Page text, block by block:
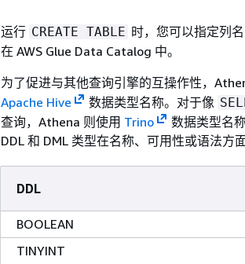
运行 CREATE TABLE 时，您可以指定列
在 AWS Glue Data Catalog 中。
为了促进与其他查询引擎的互操作性，
Apache Hive
数据类型名称。对于像
查询，Athena 则使用 Trino
数据类型名
DDL 和 DML 类型在名称、可用性或语法方
DDL
BOOLEAN
TINYINT